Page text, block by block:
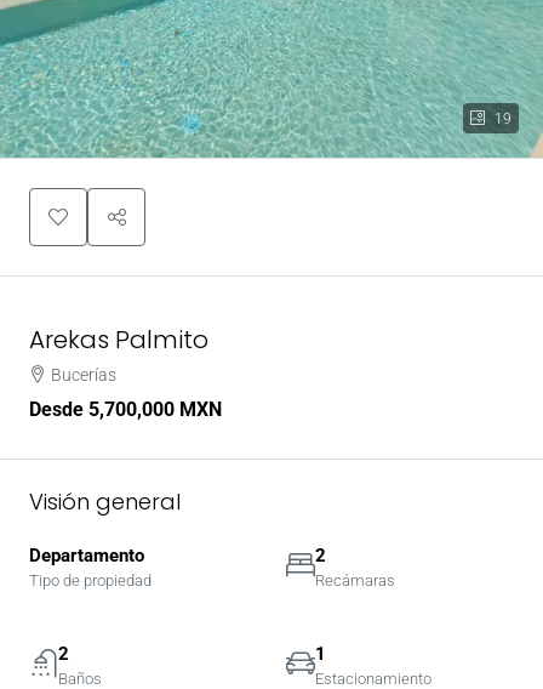
19
Arekas Palmito
Bucerías
Desde 5,700,000 MXN
Visión general
Departamento
Tipo de propiedad
2
Recámaras
2
Baños
1
Estacionamiento